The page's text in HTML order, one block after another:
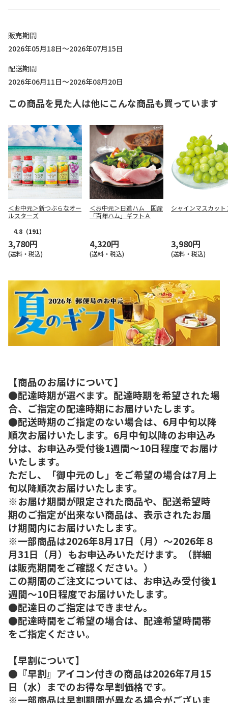
販売期間
2026年05月18日～2026年07月15日
配送期間
2026年06月11日～2026年08月20日
この商品を見た人は他にこんな商品も買っています
＜お中元＞新つぶらなオー
ルスターズ
4.8 （191）
3,780円
(送料・税込)
＜お中元＞日進ハム 国産
「百年ハム」ギフトＡ
4,320円
(送料・税込)
シャインマスカット
3,980円
(送料・税込)
【商品のお届けについて】
●配達時期が選べます。配達時期を希望された場
合、ご指定の配達時期にお届けいたします。
●配送時期のご指定のない場合は、6月中旬以降
順次お届けいたします。6月中旬以降のお申込み
分は、お申込み受付後1週間～10日程度でお届け
いたします。
ただし、「御中元のし」をご希望の場合は7月上
旬以降順次お届けいたします。
※お届け期間が限定された商品や、配送希望時
期のご指定が出来ない商品は、表示されたお届
け期間内にお届けいたします。
※一部商品は2026年8月17日（月）～2026年８
月31日（月）もお申込みいただけます。（詳細
は販売期間をご確認ください。）
この期間のご注文については、お申込み受付後1
週間～10日程度でお届けいたします。
●配達日のご指定はできません。
●配達時間をご希望の場合は、配達希望時間帯
をご指定ください。
【早割について】
●『早割』アイコン付きの商品は2026年7月15
日（水）までのお得な早割価格です。
※一部商品は早割期間が異なる場合がございま